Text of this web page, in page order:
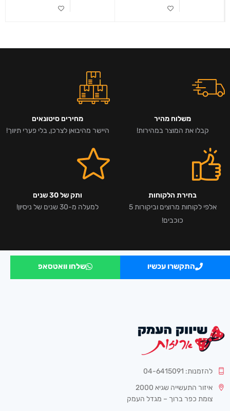
משלוח מהיר
קבלו את המוצר במהירות!
מחירים סיטונאים
היישר מהיבואן לצרכן, בלי פערי תיווך!
בחירת הלקוחות
אלפי לקוחות מרוצים וביקורות 5
כוכבים!
ותק של 30 שנים
למעלה מ-30 שנים של ניסיון!
התקשרו עכשיו שלחו וואטסאפ
להזמנות: 04-6415091
איזור התעשייה שגיא 2000
צומת כפר ברוך – מגדל העמק